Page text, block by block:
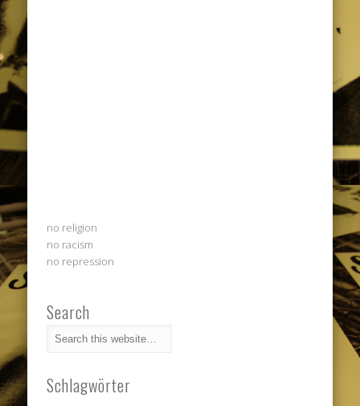
no religion
no racism
no repression
Search
Schlagwörter